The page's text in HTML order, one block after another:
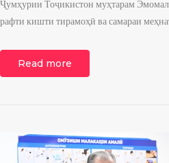
Ҷумҳурии Тоҷикистон муҳтарам
рафти кишти тирамоҳӣ ва самараи
Read more